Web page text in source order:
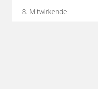
8. Mitwirkende